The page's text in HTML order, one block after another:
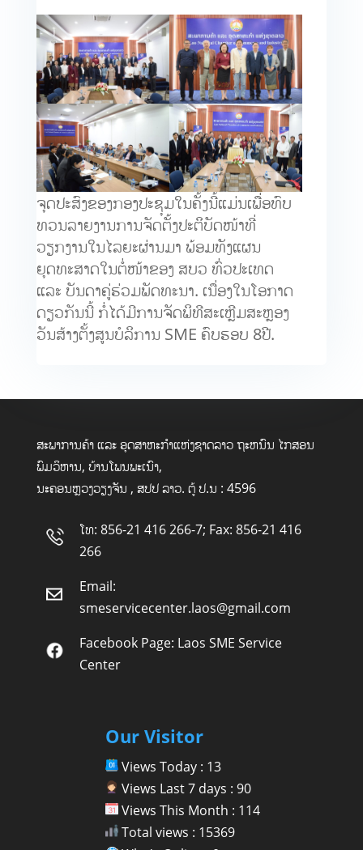
ຈຸດປະສົງຂອງກອງປະຊຸມໃນຄັ້ງນີ້ແມ່ນເພື່ອທົບ
ທວນລາຍງານການຈັດຕັ້ງປະຕິບັດໜ້າທີ່
ວຽກງານໃນໄລຍະຜ່ານມາ ພ້ອມທັງແຜນ
ຍຸດທະສາດໃນຕໍ່ໜ້າຂອງ ສບວ ທົ່ວປະເທດ
ແລະ ບັນດາຄູ່ຮ່ວມພັດທະນາ. ເນື່ອງໃນໂອກາດ
ດຽວກັນນີ້ ກໍ່ໄດ້ມີການຈັດພິທີສະເຫຼີມສະຫຼອງ
ວັນສ້າງຕັ້ງສູນບໍລິການ SME ຄົບຮອບ 8ປີ.
ສະພາການຄ້າ ແລະ ອຸດສາຫະກໍາແຫ່ງຊາດລາວ ຖະຫນົນ ໄກສອນ
ພົມວິຫານ, ບ້ານໂພນພະເນົາ,
ນະຄອນຫຼວງວຽງຈັນ , ສປປ ລາວ. ຕູ້ ປ.ນ : 4596
ໂທ: 856-21 416 266-7; Fax: 856-21 416
266
Email:
smeservicecenter.laos@gmail.com
Facebook Page: Laos SME Service
Center
Our Visitor
Views Today : 13
Views Last 7 days : 90
Views This Month : 114
Total views : 15369